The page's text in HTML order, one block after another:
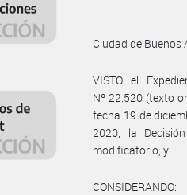
Ciudad de
VISTO el
Nº 22.520 (texto
fecha 19 de
2020, la
modificatorio, y
CONSIDERANDO: